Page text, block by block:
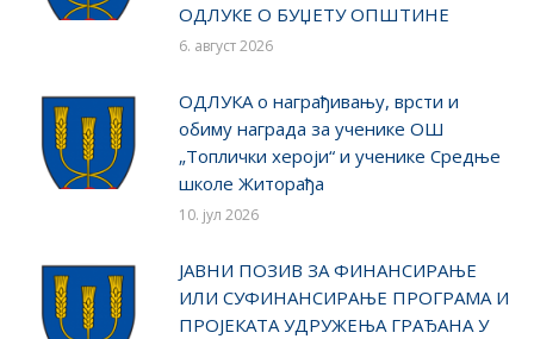
ОДЛУКЕ О БУЏЕТУ ОПШТИНЕ
6. август 2026
ОДЛУКA о награђивању, врсти и
обиму награда за ученике ОШ
„Топлички хероји“ и ученике Средње
школе Житорађа
10. јул 2026
ЈАВНИ ПОЗИВ ЗА ФИНАНСИРАЊЕ
ИЛИ СУФИНАНСИРАЊЕ ПРОГРАМА И
ПРОЈЕКАТА УДРУЖЕЊА ГРАЂАНА У